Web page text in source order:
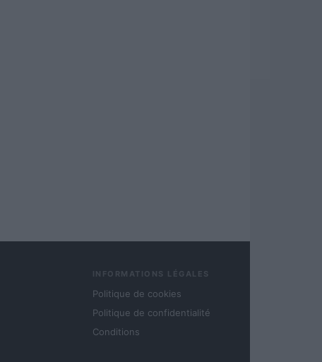
INFORMATIONS LÉGALES
Politique de cookies
Politique de confidentialité
Conditions